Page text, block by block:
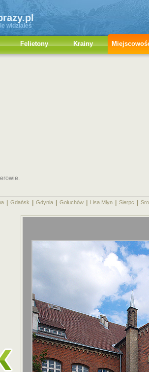
widziałeś
Felietony Krainy
Gdańsk Gdynia Gołuchów Lisa Młyn Sierpc